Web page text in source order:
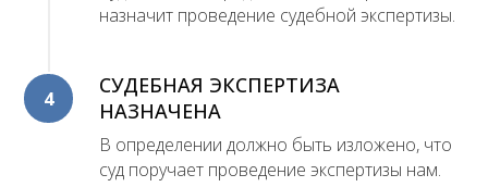
назначит проведение судебной экспертизы.
4
СУДЕБНАЯ ЭКСПЕРТИЗА
НАЗНАЧЕНА
В определении должно быть изложено, что
суд поручает проведение экспертизы нам.